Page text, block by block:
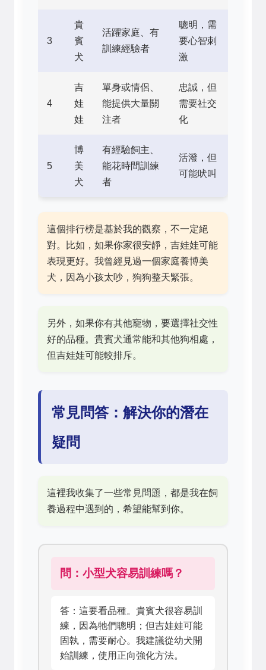
3
貴
賓
犬
活躍家庭、有
訓練經驗者
聰明，需
要心智刺
激
4
吉
娃
娃
單身或情侶、
能提供大量關
注者
忠誠，但
需要社交
化
5
博
美
犬
有經驗飼主、
能花時間訓練
者
活潑，但
可能吠叫
這個排行榜是基於我的觀察，不一定絕
對。比如，如果你家很安靜，吉娃娃可能
表現更好。我曾經見過一個家庭養博美
犬，因為小孩太吵，狗狗整天緊張。
另外，如果你有其他寵物，要選擇社交性
好的品種。貴賓犬通常能和其他狗相處，
但吉娃娃可能較排斥。
常見問答：解決你的潛在
疑問
這裡我收集了一些常見問題，都是我在飼
養過程中遇到的，希望能幫到你。
問：小型犬容易訓練嗎？
答：這要看品種。貴賓犬很容易訓
練，因為牠們聰明；但吉娃娃可能
固執，需要耐心。我建議從幼犬開
始訓練，使用正向強化方法。